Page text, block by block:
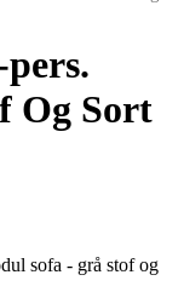
Og Sort
sofa - grå stof og